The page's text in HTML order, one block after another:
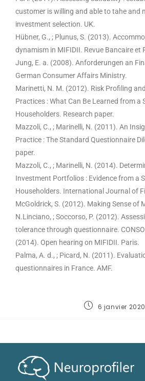
customer is willing and able to tahe and
investment selection. UK.
Hübner, G., ; Plunus, S. (2013).
dynamism in MIFIDII. Revue Bancaire et
Jung, E. a. (2008). Anforderungen an
German Consumer Affairs Ministry.
Marinetti, N. M. (2012). Risk Profiling
Practices : What Can Be Learned from a
Householders. Research paper.
Mazzoli, C., ; Marinelli, N. (2011). An
Practice : The Standard Questionnaire
paper.
Mazzoli, C., ; Marinelli, N. (2014).
Investment Portfolios : Evidence from a
Householders. International Journal of
McGoldrick, S. (2012). Making Sense of
N.Linciano, ; Soccorso, P. (2012).
tolerance through questionnaire.
(2014). Open hearing on MIFIDII. Paris.
Palma, A. d., ; Picard, N. (2011).
questionnaires in France. AMF.
6 janvier 2020